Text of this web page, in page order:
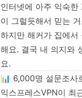
인터넷에 아주 익숙
이 그럴듯해서 믿는
하지만 해커가 집에서
해요. 결국 내 의지와
요.
📊 6,000명 설문조사
익스프레스VPN이 최